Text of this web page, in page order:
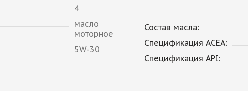
4
масло
моторное
5W-30
Состав масла:
Спецификация ACEA:
Спецификация API: